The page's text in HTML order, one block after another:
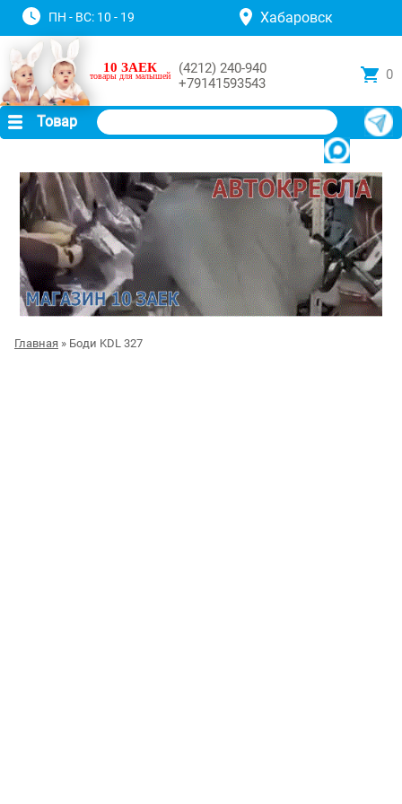
ПН - ВС: 10 - 19 Хабаровск
10 ЗАЕК
товары для малышей
(4212) 240-940
+79141593543
0
Товар
Главная » Боди KDL 327